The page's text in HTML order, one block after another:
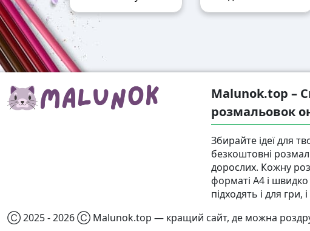
Malunok.top –
розмальовок
Збирайте ідеї для
безкоштовні
дорослих. Кожну
форматі А4 і
підходять і для гри,
Ⓒ 2025 - 2026 Ⓒ Malunok.top — кращий сайт, де можна